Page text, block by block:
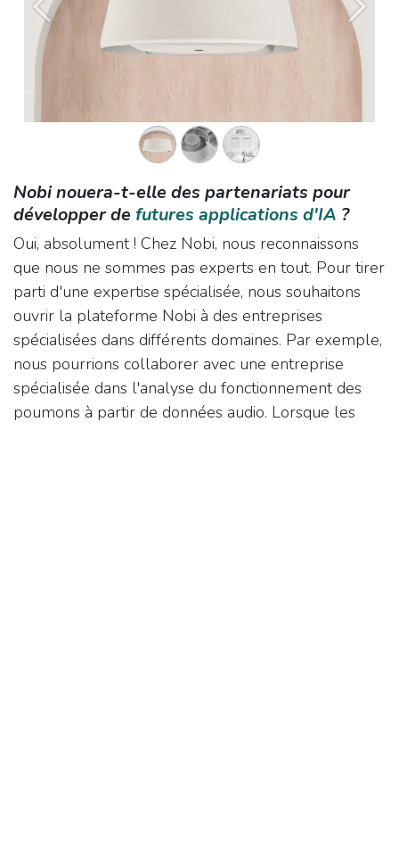
Vorige
Nobi nouera-t-elle des partenariats pour
développer de futures applications d'IA ?
Oui, absolument ! Chez Nobi, nous reconnaissons
que nous ne sommes pas experts en tout. Pour tirer
parti d'une expertise spécialisée, nous souhaitons
ouvrir la plateforme Nobi à des entreprises
spécialisées dans différents domaines. Par exemple,
nous pourrions collaborer avec une entreprise
spécialisée dans l'analyse du fonctionnement des
poumons à partir de données audio. Lorsque les